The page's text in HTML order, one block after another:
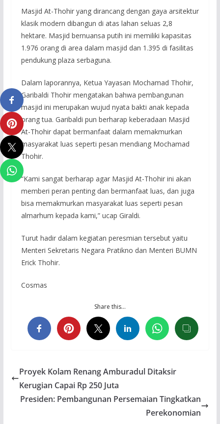
Masjid At-Thohir yang dirancang dengan gaya arsitektur
klasik modern dibangun di atas lahan seluas 2,8
hektare. Masjid bernuansa putih ini memiliki kapasitas
1.976 orang di area dalam masjid dan 1.395 di fasilitas
pendukung plaza serbaguna.
Dalam laporannya, Ketua Yayasan Mochamad Thohir,
Garibaldi Thohir mengatakan bahwa pembangunan
masjid ini merupakan wujud nyata bakti anak kepada
orang tua. Garibaldi pun berharap keberadaan Masjid
At-Thohir dapat bermanfaat dalam memakmurkan
masyarakat luas seperti pesan mendiang Mochamad
Thohir.
“Kami sangat berharap agar Masjid At-Thohir ini akan
memberi peran penting dan bermanfaat luas, dan juga
bisa memakmurkan masyarakat luas seperti pesan
almarhum kepada kami,” ucap Giraldi.
Turut hadir dalam kegiatan peresmian tersebut yaitu
Menteri Sekretaris Negara Pratikno dan Menteri BUMN
Erick Thohir.
Cosmas
Share this…
Proyek Kolam Renang Amburadul Ditaksir
Kerugian Capai Rp 250 Juta
Presiden: Pembangunan Persemaian Tingkatkan
Perekonomian